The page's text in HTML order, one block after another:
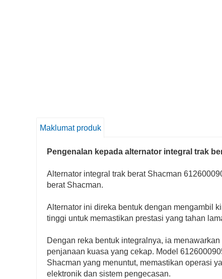
Maklumat produk
Pengenalan kepada alternator integral trak
Alternator integral trak berat Shacman
berat Shacman.
Alternator ini direka bentuk dengan mengambil
tinggi untuk memastikan prestasi yang tahan
Dengan reka bentuk integralnya, ia
penjanaan kuasa yang cekap. Model
Shacman yang menuntut, memastikan operasi
elektronik dan sistem pengecasan.